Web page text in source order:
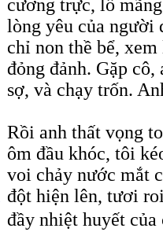
cương trực, lỗ
lòng yêu của người
chỉ non thề bể,
đỏng đảnh. Gặp
sợ, và chạy trốn.
Rồi anh thất vọng
ôm đầu khóc, tôi
voi chảy nước mắt
đột hiện lên, tươi
đầy nhiệt huyết